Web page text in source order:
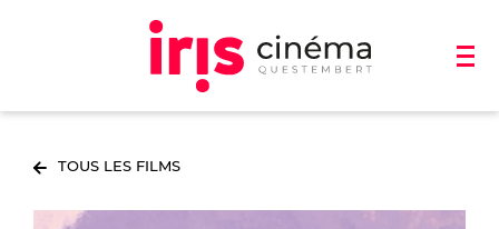
TOUS LES FILMS